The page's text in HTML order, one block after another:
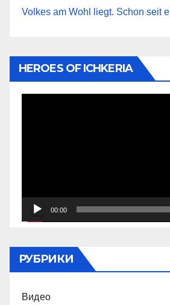
Volkes am Wohl liegt. Schon seit
HEROES OF ICHKERIA
00:00
РУБРИКИ
Видео